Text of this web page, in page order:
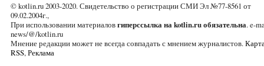
© kotlin.ru 2003-2020. Свидетельство о регистрации СМИ Эл №77-8561 от
09.02.2004г.,
При использовании материаловгиперссылка на kotlin.ru обязательна. e-
news/@/kotlin.ru
Мнение редакции может не всегда совпадать с мнением журналистов.
RSS,Реклама